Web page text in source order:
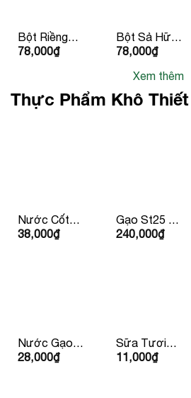
Bột Riềng
Hữu Cơ 25g
78,000₫
Bột Sả Hữu
Cơ 30g
78,000₫
Xem thêm
Thực Phẩm Khô Thiết
Nước Cốt
Dừa
38,000₫
Gạo St25 –
Gạo Ông
240,000₫
Nước Gạo
Hàn Quốc
28,000₫
Sữa Tươi
Dalatmilk
11,000₫